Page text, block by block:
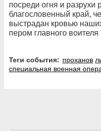
посреди огня и разрухи
благословенный край,
выстрадан кровью
пером главного
Теги события: проханов
специальная военная